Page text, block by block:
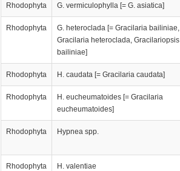
Rhodophyta G. vermiculophylla [= G. asiatica]
Rhodophyta
G. heteroclada [= Gracilaria bailiniae,
Gracilaria heteroclada, Gracilariopsis
bailiniae]
Rhodophyta H. caudata [= Gracilaria caudata]
Rhodophyta
H. eucheumatoides [= Gracilaria
eucheumatoides]
Rhodophyta Hypnea spp.
Rhodophyta H. valentiae